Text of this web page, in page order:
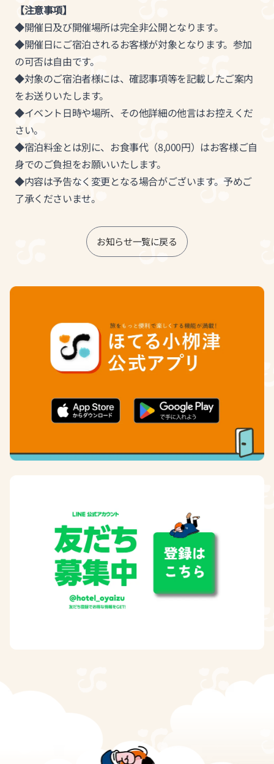
【注意事項】
◆開催日及び開催場所は完全非公開となります。
◆開催日にご宿泊されるお客様が対象となります。参加
の可否は自由です。
◆対象のご宿泊者様には、確認事項等を記載したご案内
をお送りいたします。
◆イベント日時や場所、その他詳細の他言はお控えくだ
さい。
◆宿泊料金とは別に、お食事代（8,000円）はお客様ご自
身でのご負担をお願いいたします。
◆内容は予告なく変更となる場合がございます。予めご
了承くださいませ。
お知らせ一覧に戻る